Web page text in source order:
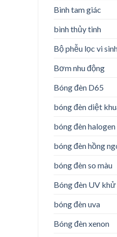
Bình tam giác
bình thủy tinh
Bộ phễu lọc vi
Bơm nhu động
Bóng đèn D65
bóng đèn diệt
bóng đèn halogen
bóng đèn hồng
bóng đèn so màu
Bóng đèn UV
bóng đèn uva
Bóng đèn xenon